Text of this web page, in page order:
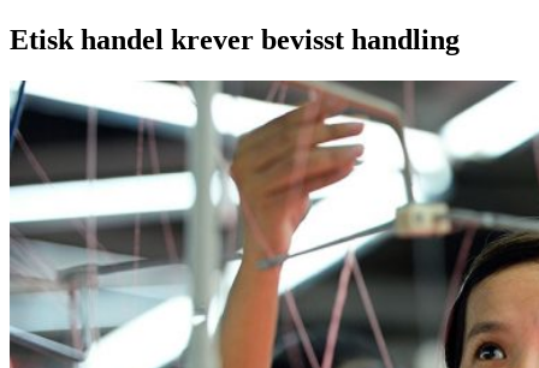
Etisk handel krever bevisst handling